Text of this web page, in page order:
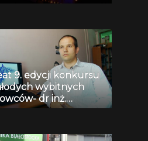
9. edycji konkursu
wybitnych
dr inż.
Jurczuk